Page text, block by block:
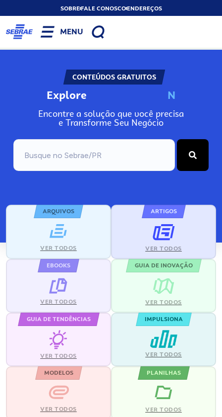
SOBREFALE CONOSCOENDEREÇOS
MENU
CONTEÚDOS GRATUITOS
Explore No
Encontre a solução que você precisa
e Transforme Seu Negócio
ARQUIVOS
VER TODOS
ARTIGOS
VER TODOS
EBOOKS
VER TODOS
GUIA DE INOVAÇÃO
VER TODOS
GUIA DE TENDÊNCIAS
VER TODOS
IMPULSIONA
VER TODOS
MODELOS
VER TODOS
PLANILHAS
VER TODOS